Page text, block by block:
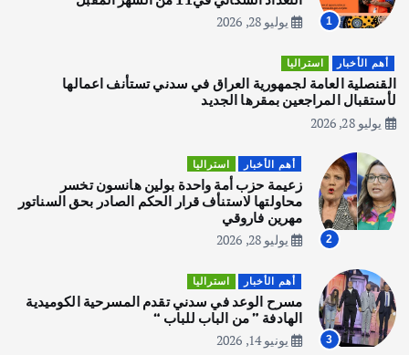
3
يوليو 30, 2026
4
المقبل
يوليو 28, 2026
أهم الأخبار ثقافة وفنون
انطلاق ورشة التمثيل في مدينة كلباء الاماراتية
أغسطس 5, 2026
1
يوليو 28, 2026
أهم الأخبار استراليا
القنصلية العامة لجمهورية العراق في سدني تستأنف اعمالها
لأستقبال المراجعين بمقرها الجديد
يوليو 28, 2026
2
أهم الأخبار استراليا
زعيمة حزب أمة واحدة بولين هانسون تخسر
محاولتها لاستنأف قرار الحكم الصادر بحق السناتور
مهرين فاروقي
يوليو 28, 2026
3
أهم الأخبار استراليا
مسرح الوعد في سدني تقدم المسرحية الكوميدية
الهادفة ” من الباب للباب “
يونيو 14, 2026